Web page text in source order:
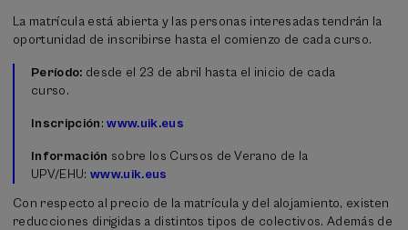
La matrícula está abierta y las personas interesadas tendrán la
oportunidad de inscribirse hasta el comienzo de cada curso.
Período: desde el 23 de abril hasta el inicio de cada
curso.
Inscripción:www.uik.eus
Información sobre los Cursos de Verano de la
UPV/EHU: www.uik.eus
Con respecto al precio de la matrícula y del alojamiento, existen
reducciones dirigidas a distintos tipos de colectivos. Además de